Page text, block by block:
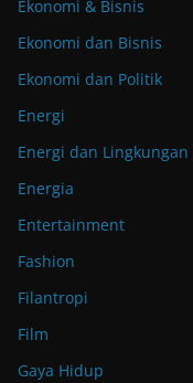
Ekonomi & Bisnis
Ekonomi dan Bisnis
Ekonomi dan Politik
Energi
Energi dan Lingkungan
Energia
Entertainment
Fashion
Filantropi
Film
Gaya Hidup